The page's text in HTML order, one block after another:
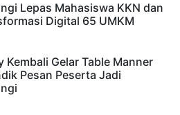
Lepas Mahasiswa KKN dan
Digital 65 UMKM
Gelar Table Manner
Pesan Peserta Jadi